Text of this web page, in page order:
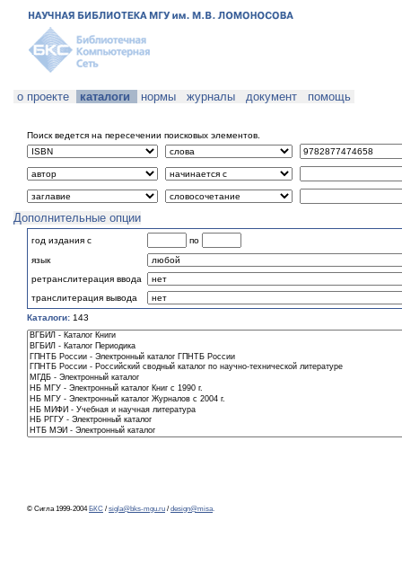
о проекте каталоги нормы журналы документ помощь
Поиск ведется на пересечении поисковых элементов.
Дополнительные опции
год издания с
по
язык
ретранслитерация ввода
транслитерация вывода
Каталоги: 143
© Сигла 1999-2004 БКС / sigla@bks-mgu.ru / design@misa.